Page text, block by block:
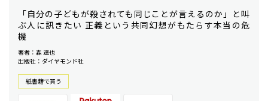
「自分の子どもが殺されても同じことが言えるのか」と叫
ぶ人に訊きたい 正義という共同幻想がもたらす本当の危
機
著者：森 達也
出版社：ダイヤモンド社
紙書籍で買う